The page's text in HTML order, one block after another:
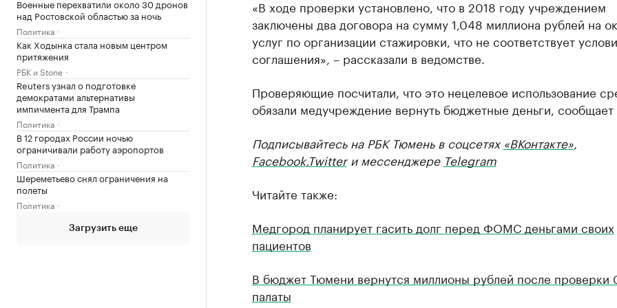
Военные перехватили около 30 дронов
над Ростовской областью за ночь
Политика
Как Ходынка стала новым центром
притяжения
РБК и Stone
Reuters узнал о подготовке
демократами альтернативы
импичмента для Трампа
Политика
В 12 городах России ночью
ограничивали работу аэропортов
Политика
Шереметьево снял ограничения на
полеты
Политика
Загрузить еще
«В ходе проверки установлено, что в 2018 году учреждением
заключены два договора на сумму 1,048 миллиона рублей на
услуг по организации стажировки, что не соответствует
соглашения», – рассказали в ведомстве.
Проверяющие посчитали, что это нецелевое использование
обязали медучреждение вернуть бюджетные деньги, сообщает
Подписывайтесь на РБК Тюмень в соцсетях«ВКонтакте»,
Facebook,Twitterи мессенджере Telegram
Читайте также:
Медгород планирует гасить долг перед ФОМС деньгами своих
пациентов
В бюджет Тюмени вернутся миллионы рублей после проверки
палаты